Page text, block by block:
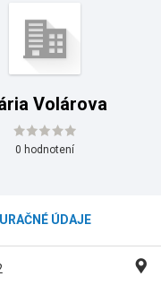
Volárova
0 hodnotení
ÚDAJE